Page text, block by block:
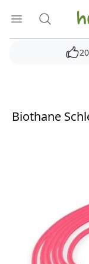
Menü öffnen
Suche
Biothane